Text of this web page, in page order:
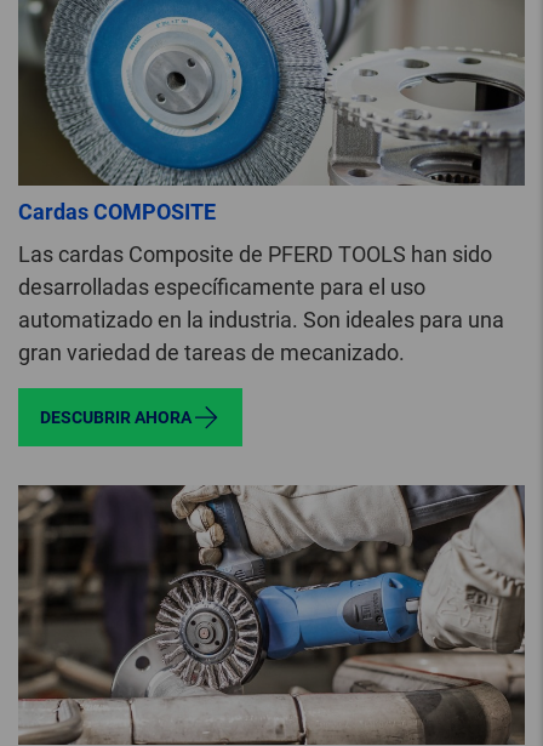
Cardas COMPOSITE
Las cardas Composite de PFERD TOOLS han sido
desarrolladas específicamente para el uso
automatizado en la industria. Son ideales para una
gran variedad de tareas de mecanizado.
DESCUBRIR AHORA